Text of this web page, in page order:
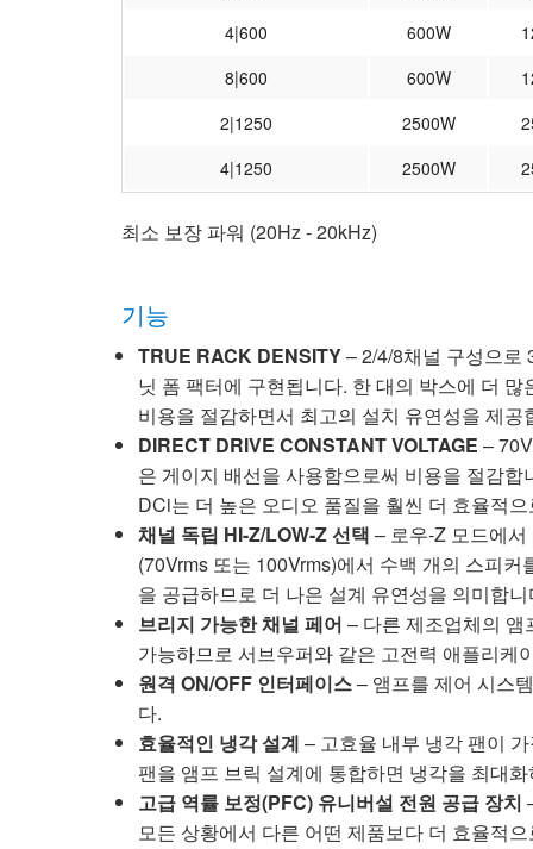
4|600
600W
8|600
600W
2|1250
2500W
4|1250
2500W
최소 보장 파워 (20Hz - 20kHz)
기능
TRUE RACK DENSITY– 2/4/8채널 구성으로
닛 폼 팩터에 구현됩니다. 한 대의 박스에 더
비용을 절감하면서 최고의 설치 유연성을 제공
DIRECT DRIVE CONSTANT VOLTAGE –
은 게이지 배선을 사용함으로써 비용을 절감
DCi는 더 높은 오디오 품질을 훨씬 더 효율적
채널 독립 HI-Z/LOW-Z 선택 – 로우-Z 모드에
(70Vrms 또는 100Vrms)에서 수백 개의 스피
을 공급하므로 더 나은 설계 유연성을 의미합니
브리지 가능한 채널 페어 – 다른 제조업체의 앰
가능하므로 서브우퍼와 같은 고전력 애플리케
원격 ON/OFF 인터페이스– 앰프를 제어 시스
다.
효율적인 냉각 설계 – 고효율 내부 냉각 팬이
팬을 앰프 브릭 설계에 통합하면 냉각을 최대
고급 역률 보정(PFC) 유니버설 전원 공급 장치
모든 상황에서 다른 어떤 제품보다 더 효율적